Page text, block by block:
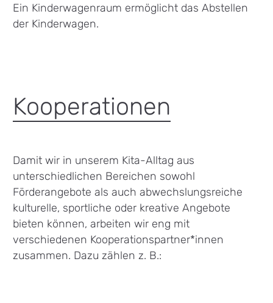
Ein Kinderwagenraum ermöglicht das Abstellen
der Kinderwagen.
Kooperationen
Damit wir in unserem Kita-Alltag aus
unterschiedlichen Bereichen sowohl
Förderangebote als auch abwechslungsreiche
kulturelle, sportliche oder kreative Angebote
bieten können, arbeiten wir eng mit
verschiedenen Kooperationspartner*innen
zusammen. Dazu zählen z. B.: